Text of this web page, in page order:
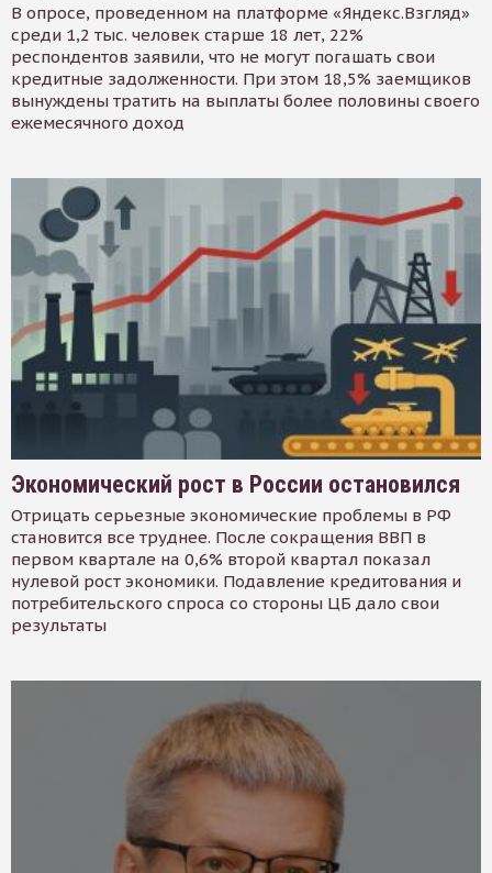
В опросе, проведенном на платформе «Яндекс.Взгляд»
среди 1,2 тыс. человек старше 18 лет, 22%
респондентов заявили, что не могут погашать свои
кредитные задолженности. При этом 18,5% заемщиков
вынуждены тратить на выплаты более половины своего
ежемесячного доход
Экономический рост в России остановился
Отрицать серьезные экономические проблемы в РФ
становится все труднее. После сокращения ВВП в
первом квартале на 0,6% второй квартал показал
нулевой рост экономики. Подавление кредитования и
потребительского спроса со стороны ЦБ дало свои
результаты